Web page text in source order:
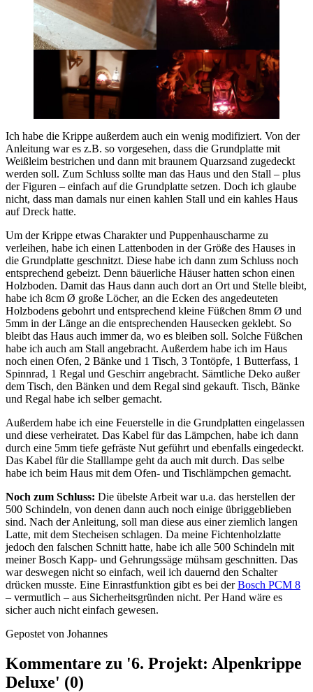
Ich habe die Krippe außerdem auch ein wenig modifiziert. Von der
Anleitung war es z.B. so vorgesehen, dass die Grundplatte mit
Weißleim bestrichen und dann mit braunem Quarzsand zugedeckt
werden soll. Zum Schluss sollte man das Haus und den Stall – plus
der Figuren – einfach auf die Grundplatte setzen. Doch ich glaube
nicht, dass man damals nur einen kahlen Stall und ein kahles Haus
auf Dreck hatte.
Um der Krippe etwas Charakter und Puppenhauscharme zu
verleihen, habe ich einen Lattenboden in der Größe des Hauses in
die Grundplatte geschnitzt. Diese habe ich dann zum Schluss noch
entsprechend gebeizt. Denn bäuerliche Häuser hatten schon einen
Holzboden. Damit das Haus dann auch dort an Ort und Stelle bleibt,
habe ich 8cm Ø große Löcher, an die Ecken des angedeuteten
Holzbodens gebohrt und entsprechend kleine Füßchen 8mm Ø und
5mm in der Länge an die entsprechenden Hausecken geklebt. So
bleibt das Haus auch immer da, wo es bleiben soll. Solche Füßchen
habe ich auch am Stall angebracht. Außerdem habe ich im Haus
noch einen Ofen, 2 Bänke und 1 Tisch, 3 Tontöpfe, 1 Butterfass, 1
Spinnrad, 1 Regal und Geschirr angebracht. Sämtliche Deko außer
dem Tisch, den Bänken und dem Regal sind gekauft. Tisch, Bänke
und Regal habe ich selber gemacht.
Außerdem habe ich eine Feuerstelle in die Grundplatten eingelassen
und diese verheiratet. Das Kabel für das Lämpchen, habe ich dann
durch eine 5mm tiefe gefräste Nut geführt und ebenfalls eingedeckt.
Das Kabel für die Stalllampe geht da auch mit durch. Das selbe
habe ich beim Haus mit dem Ofen- und Tischlämpchen gemacht.
Noch zum Schluss: Die übelste Arbeit war u.a. das herstellen der
500 Schindeln, von denen dann auch noch einige übriggeblieben
sind. Nach der Anleitung, soll man diese aus einer ziemlich langen
Latte, mit dem Stecheisen schlagen. Da meine Fichtenholzlatte
jedoch den falschen Schnitt hatte, habe ich alle 500 Schindeln mit
meiner Bosch Kapp- und Gehrungssäge mühsam geschnitten. Das
war deswegen nicht so einfach, weil ich dauernd den Schalter
drücken musste. Eine Einrastfunktion gibt es bei derBosch PCM 8
– vermutlich – aus Sicherheitsgründen nicht. Per Hand wäre es
sicher auch nicht einfach gewesen.
Gepostet von Johannes
Kommentare zu '6. Projekt: Alpenkrippe
Deluxe' (0)